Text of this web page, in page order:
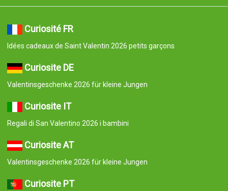
Curiosité FR
Idées cadeaux de Saint Valentin 2026 petits garçons
Curiosite DE
Valentinsgeschenke 2026 für kleine Jungen
Curiosite IT
Regali di San Valentino 2026 i bambini
Curiosite AT
Valentinsgeschenke 2026 für kleine Jungen
Curiosite PT